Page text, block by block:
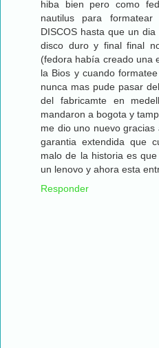
hiba bien pero como
nautilus para
DISCOS hasta que un
disco duro y final final
(fedora había creado una
la Bios y cuando
nunca mas pude pasar
del fabricamte en
mandaron a bogota y
me dio uno nuevo
garantia extendida que
malo de la historia es
un lenovo y ahora esta
Responder